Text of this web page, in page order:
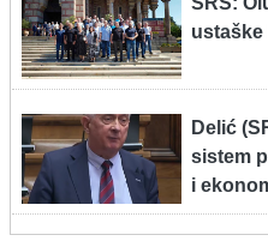
ustaške
Delić
sistem
i